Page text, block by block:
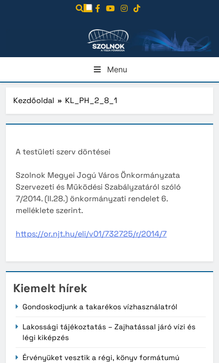
Menu
Kezdőoldal KL_PH_2_8_1
A testületi szerv döntései
Szolnok Megyei Jogú Város Önkormányzata
Szervezeti és Működési Szabályzatáról szóló
7/2014. (II.28.) önkormányzati rendelet 6.
melléklete szerint.
https://or.njt.hu/eli/v01/732725/r/2014/7
Kiemelt hírek
Gondoskodjunk a takarékos vízhasználatról
Lakossági tájékoztatás – Zajhatással járó vízi és
légi kiképzés
Érvényüket vesztik a régi, könyv formátumú